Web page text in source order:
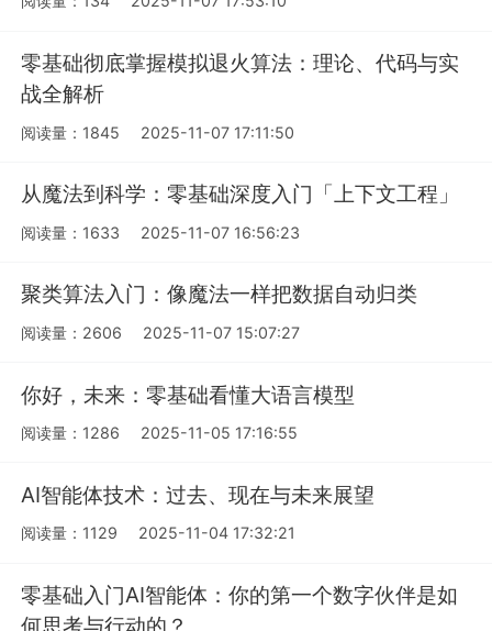
零基础彻底掌握模拟退火算法：理论、代码与实
战全解析
阅读量：1845 2025-11-07 17:11:50
从魔法到科学：零基础深度入门「上下文工程」
阅读量：1633 2025-11-07 16:56:23
聚类算法入门：像魔法一样把数据自动归类
阅读量：2606 2025-11-07 15:07:27
你好，未来：零基础看懂大语言模型
阅读量：1286 2025-11-05 17:16:55
AI智能体技术：过去、现在与未来展望
阅读量：1129 2025-11-04 17:32:21
零基础入门AI智能体：你的第一个数字伙伴是如
何思考与行动的？